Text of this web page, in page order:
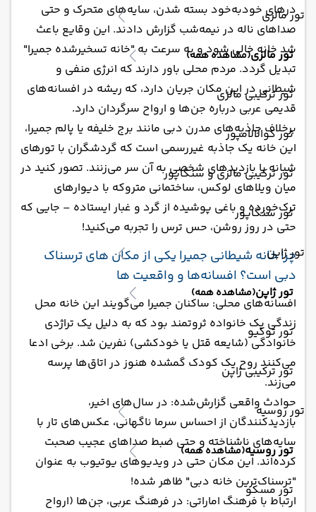
تور مالزی
تور مالزی(مشاهده همه)
تور ترکیبی مالزی
تور کوالالامپور
تور ترکیبی مالزی و سنگاپور
تور سنگاپور
تور ژاپن
تور ژاپن(مشاهده همه)
تور توکیو
تور ترکیبی ژاپن
تور روسیه
تور روسیه(مشاهده همه)
تور مسکو
درهای خودبه‌خود بسته شدن، سایه‌های متحرک و حتی
صداهای ناله در نیمه‌شب گزارش دادند. این وقایع باعث
شد خانه خالی شود و به سرعت به "خانه تسخیرشده جمیرا"
تبدیل گردد. مردم محلی باور دارند که انرژی منفی و
شیطانی در این مکان جریان دارد، که ریشه در افسانه‌های
قدیمی عربی درباره جن‌ها و ارواح سرگردان دارد.
برخلاف جاذبه‌های مدرن دبی مانند برج خلیفه یا پالم جمیرا،
این خانه یک جاذبه غیررسمی است که گردشگران با تورهای
شبانه یا بازدیدهای شخصی به آن سر می‌زنند. تصور کنید در
میان ویلاهای لوکس، ساختمانی متروکه با دیوارهای
ترک‌خورده و باغی پوشیده از گرد و غبار ایستاده – جایی که
حتی در روز روشن، حس ترس را تجربه می‌کنید!
چرا خانه شیطانی جمیرا یکی از مکان‌ های ترسناک
دبی است؟ افسانه‌ها و واقعیت‌ ها
افسانه‌های محلی: ساکنان جمیرا می‌گویند این خانه محل
زندگی یک خانواده ثروتمند بود که به دلیل یک تراژدی
خانوادگی (شایعه قتل یا خودکشی) نفرین شد. برخی ادعا
می‌کنند روح یک کودک گمشده هنوز در اتاق‌ها پرسه
می‌زند.
حوادث واقعی گزارش‌شده: در سال‌های اخیر،
بازدیدکنندگان از احساس سرما ناگهانی، عکس‌های تار با
سایه‌های ناشناخته و حتی ضبط صداهای عجیب صحبت
کرده‌اند. این مکان حتی در ویدیوهای یوتیوب به عنوان
"ترسناک‌ترین خانه دبی" ظاهر شده!
ارتباط با فرهنگ اماراتی: در فرهنگ عربی، جن‌ها (ارواح